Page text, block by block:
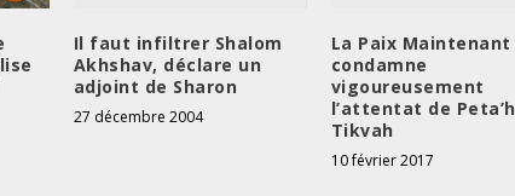
Il faut infiltrer Shalom
Akhshav, déclare un
adjoint de Sharon
27 décembre 2004
La Paix Maintenant
condamne
vigoureusement
l’attentat de Peta’h
Tikvah
10 février 2017